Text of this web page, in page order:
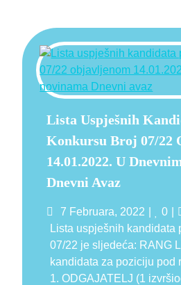
Lista Uspješnih
Konkursu Broj 07/22
14.01.2022. U
Dnevni Avaz
Posted
on
7 Februara, 2022 Likes
0
Lista uspješnih kandidata
07/22 je sljedeća: RANG
kandidata za poziciju pod
1. ODGAJATELJ (1